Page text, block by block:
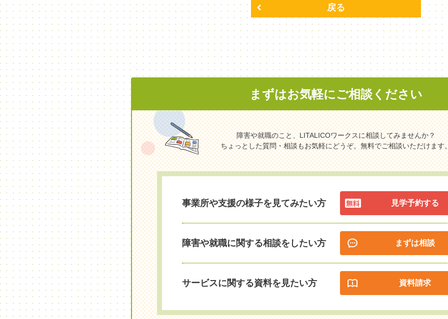
戻る
まずはお気軽にご相談ください
障害や就職のこと、LITALICOワークスに相談してみませんか？
ちょっとした質問・相談もお気軽にどうぞ。無料でご相談いただけます
事業所や支援の様子を見てみたい方 見学予約する
障害や就職に関する相談をしたい方 まずは相談
サービスに関する資料を見たい方 資料請求